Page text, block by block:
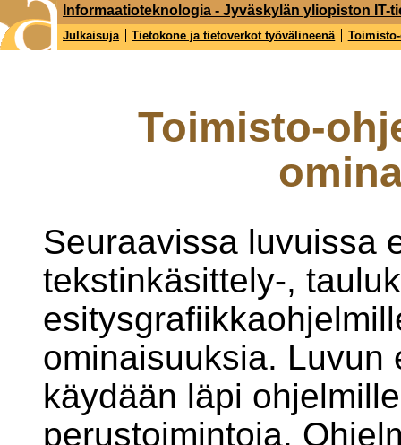
Toimisto-
Seuraavissa luvuissa
tekstinkäsittely-,
ominaisuuksia. Luvun
käydään läpi
perustoimintoja.
Informaatioteknologia - Jyväskylän yliopiston IT-
Julkaisuja Tietokone ja tietoverkot työvälineenä